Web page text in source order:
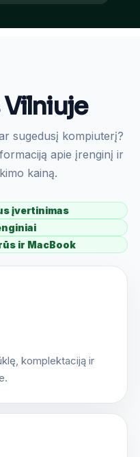
sugedusį kompiuterį?
apie įrenginį ir
kainą.
įvertinimas
ir MacBook
komplektaciją ir